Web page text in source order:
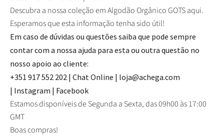
Descubra a nossa coleção em Algodão Orgânico GOTSaqui.
Esperamos que esta informação tenha sido útil!
Em caso de dúvidas ou questões saiba que pode sempre
contar com a nossa ajuda para esta ou outra questão no
nosso apoio ao cliente:
+351 917 552 202 | Chat Online | loja@achega.com
| Instagram | Facebook
Estamos disponíveis de Segunda a Sexta, das 09h00 às 17:00
GMT
Boas compras!